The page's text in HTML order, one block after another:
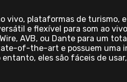
vivo, plataformas de turismo,
e flexível para som ao
AVB, ou Dante para um
of-the-art e possuem
eles são fáceis de